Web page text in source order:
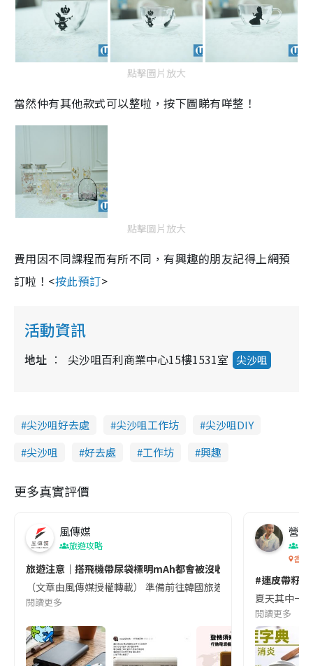
點擊圖片放大
當然仲有其他款式可以整啦，按下圖睇有咩整！
點擊圖片放大
費用因不同課程而有所不同，有興趣的朋友記得上網預
訂啦！<按此預訂>
活動資訊
地址 尖沙咀百利商業中心15樓1531室 尖沙咀
尖沙咀好去處 尖沙咀工作坊
尖沙咀DIY
尖沙咀
好去處 工作坊 興趣
更多真實評價
風傳媒
旅遊攻略
旅遊注意｜搭飛機帶尿袋標明mAh都會被沒收😱出發前切記檢查
（文章由風傳媒授權轉載） 準備前往韓國旅遊的民眾，近期要
閱讀更多
營養
香港
#連皮帶籽
夏天其中一
閱讀更多